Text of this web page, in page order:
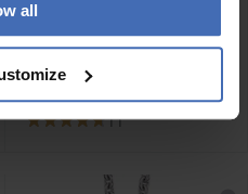
all
CHF 89.00
Engelsrufer Armband
11